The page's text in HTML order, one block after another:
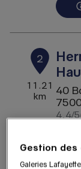
2
11.21
km
40
4,4/5
Gestion des
Galeries